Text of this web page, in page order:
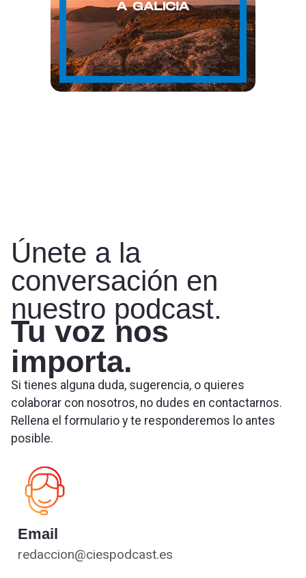
Únete a la
conversación en
nuestro podcast.
Tu voz nos
importa.
Si tienes alguna duda, sugerencia, o quieres
colaborar con nosotros, no dudes en contactarnos.
Rellena el formulario y te responderemos lo antes
posible.
Email
redaccion@ciespodcast.es